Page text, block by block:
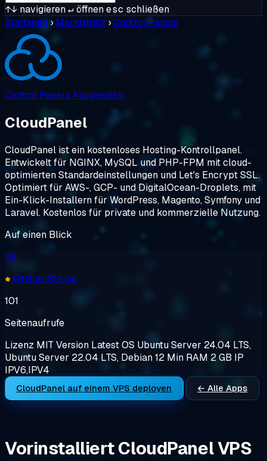
↑↓ navigieren↵öffnenesc schließen
Startseite › Marktplatz ›Control Panels
Control Panels Ausgewählt
CloudPanel
CloudPanel ist ein kostenloses Hosting-Kontrollpanel.
Entwickelt für NGINX, MySQL und PHP-FPM mit cloud-
optimierten Standardeinstellungen und Let's Encrypt SSL.
Optimiert für AWS-, GCP- und DigitalOcean-Droplets, mit
Ein-Klick-Installern für WordPress, Magento, Symfony und
Laravel. Kostenlos für private und kommerzielle Nutzung.
Auf einen Blick
38
GitHub-Sterne
101
Seitenaufrufe
Lizenz MIT Version LatestOS Ubuntu Server 24.04 LTS,
Ubuntu Server 22.04 LTS, Debian 12 Min RAM 2 GB IP
IPV6,IPV4
CloudPanel auf einem VPS deployen ← Alle Apps
Vorinstalliert CloudPanel VPS